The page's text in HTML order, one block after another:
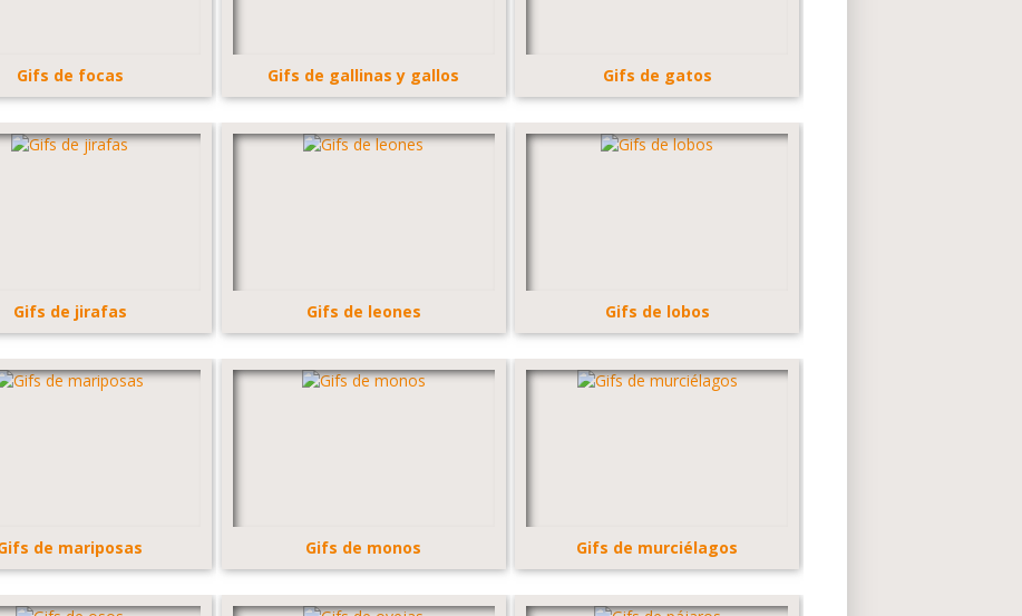
Gifs de focas Gifs de gallinas y gallos Gifs de gatos
Gifs de jirafas Gifs de leones Gifs de lobos
de mariposas Gifs de monos Gifs de murciélagos